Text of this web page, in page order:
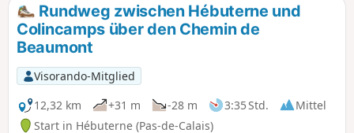
Rundweg zwischen Hébuterne und
Colincamps über den Chemin de
Beaumont
Visorando-Mitglied
12,32 km
+31 m -28 m 3:35 Std.
Mittel
Start in Hébuterne (Pas-de-Calais)